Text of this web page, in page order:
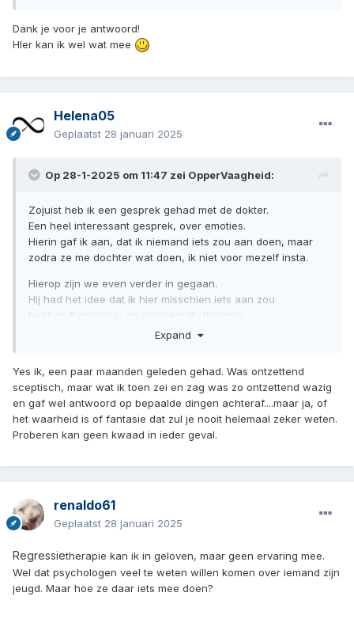
Dank je voor je antwoord!
HIer kan ik wel wat mee
Helena05
Geplaatst 28 januari 2025
Op 28-1-2025 om 11:47 zei OpperVaagheid:
Zojuist heb ik een gesprek gehad met de dokter.
Een heel interessant gesprek, over emoties.
Hierin gaf ik aan, dat ik niemand iets zou aan doen, maar
zodra ze me dochter wat doen, ik niet voor mezelf insta.
Hierop zijn we even verder in gegaan.
Hij had het idee dat ik hier misschien iets aan zou
hebben Regressie- en reïncarnatietherapie.
Iemand daar ervaring mee?
Expand
Yes ik, een paar maanden geleden gehad. Was ontzettend
sceptisch, maar wat ik toen zei en zag was zo ontzettend wazig
en gaf wel antwoord op bepaalde dingen achteraf....maar ja, of
het waarheid is of fantasie dat zul je nooit helemaal zeker weten.
Proberen kan geen kwaad in ieder geval.
renaldo61
Geplaatst 28 januari 2025
Regressietherapie kan ik in geloven, maar geen ervaring mee.
Wel dat psychologen veel te weten willen komen over iemand zijn
jeugd. Maar hoe ze daar iets mee doen?